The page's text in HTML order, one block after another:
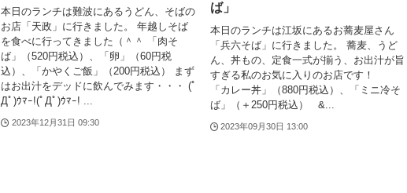
本日のランチは難波にあるうどん、そばの
お店「天政」に行きました。 年越しそば
を食べに行ってきました（＾＾ 「肉そ
ば」（520円税込）、「卵」（60円税
込）、「かやくご飯」（200円税込） まず
はお出汁をデッドに飲んでみます・・・ (ﾟ
Дﾟ)ｳﾏｰ!(ﾟДﾟ)ｳﾏｰ! ...
2023年12月31日 09:30
ば」
本日のランチは江坂にあるお蕎麦屋さん
「兵六そば」に行きました。 蕎麦、うど
ん、丼もの、定食一式が揃う、お出汁が旨
すぎる私のお気に入りのお店です！
「カレー丼」（880円税込）、「ミニ冷そ
ば」（＋250円税込） &...
2023年09月30日 13:00